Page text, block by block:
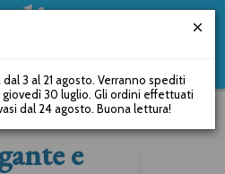
e
3 al 21 agosto. Verranno spediti
30 luglio. Gli ordini effettuati
dal 24 agosto. Buona lettura!